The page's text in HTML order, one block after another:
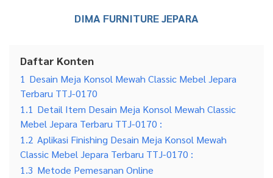
DIMA FURNITURE JEPARA
Daftar Konten
1 Desain Meja Konsol Mewah Classic Mebel Jepara
Terbaru TTJ-0170
1.1 Detail Item Desain Meja Konsol Mewah Classic
Mebel Jepara Terbaru TTJ-0170 :
1.2 Aplikasi Finishing Desain Meja Konsol Mewah
Classic Mebel Jepara Terbaru TTJ-0170 :
1.3 Metode Pemesanan Online